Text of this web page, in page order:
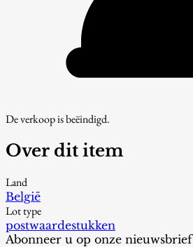
De verkoop is beëindigd.
Over dit item
Land
België
Lot type
postwaardestukken
Abonneer u op onze nieuwsbrief